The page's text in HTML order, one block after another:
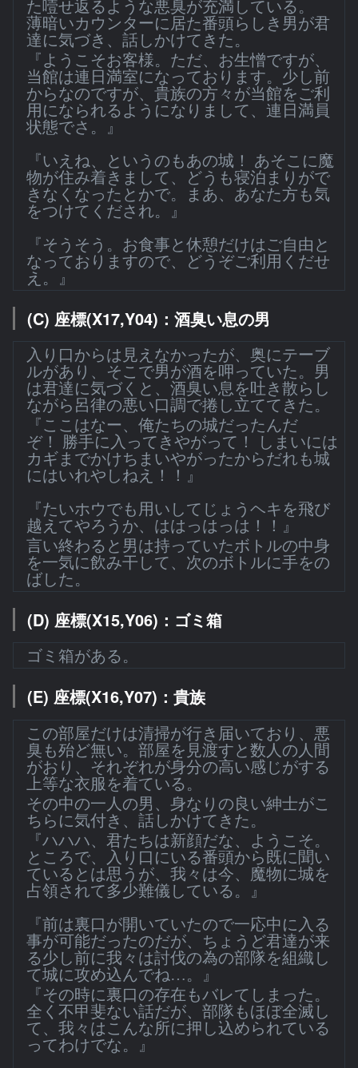
た噎せ返るような悪臭が充満している。
薄暗いカウンターに居た番頭らしき男が君
達に気づき、話しかけてきた。
『ようこそお客様。ただ、お生憎ですが、
当館は連日満室になっております。少し前
からなのですが、貴族の方々が当館をご利
用になられるようになりまして、連日満員
状態でさ。』
『いえね、というのもあの城！ あそこに魔
物が住み着きまして、どうも寝泊まりがで
きなくなったとかで。まあ、あなた方も気
をつけてくだされ。』
『そうそう。お食事と休憩だけはご自由と
なっておりますので、どうぞご利用くだせ
え。』
(C) 座標(X17,Y04)：酒臭い息の男
入り口からは見えなかったが、奥にテーブ
ルがあり、そこで男が酒を呷っていた。男
は君達に気づくと、酒臭い息を吐き散らし
ながら呂律の悪い口調で捲し立ててきた。
『ここはなー、俺たちの城だったんだ
ぞ！ 勝手に入ってきやがって！ しまいには
カギまでかけちまいやがったからだれも城
にはいれやしねえ！！』
『たいホウでも用いしてじょうヘキを飛び
越えてやろうか、ははっはっは！！』
言い終わると男は持っていたボトルの中身
を一気に飲み干して、次のボトルに手をの
ばした。
(D) 座標(X15,Y06)：ゴミ箱
ゴミ箱がある。
(E) 座標(X16,Y07)：貴族
この部屋だけは清掃が行き届いており、悪
臭も殆ど無い。部屋を見渡すと数人の人間
がおり、それぞれが身分の高い感じがする
上等な衣服を着ている。
その中の一人の男、身なりの良い紳士がこ
ちらに気付き、話しかけてきた。
『ハハハ、君たちは新顔だな、ようこそ。
ところで、入り口にいる番頭から既に聞い
ているとは思うが、我々は今、魔物に城を
占領されて多少難儀している。』
『前は裏口が開いていたので一応中に入る
事が可能だったのだが、ちょうど君達が来
る少し前に我々は討伐の為の部隊を組織し
て城に攻め込んでね…。』
『その時に裏口の存在もバレてしまった。
全く不甲斐ない話だが、部隊もほぼ全滅し
て、我々はこんな所に押し込められている
ってわけでな。』